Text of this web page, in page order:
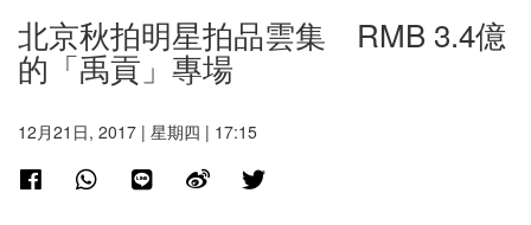
北京秋拍明星拍品雲集 RMB 3.4億
的「禹貢」專場
12月21日, 2017 | 星期四 | 17:15